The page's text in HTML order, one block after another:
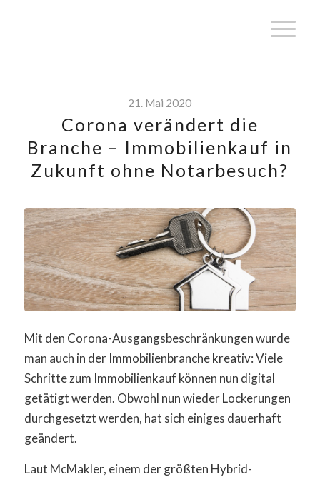
21. Mai 2020
Corona verändert die
Branche – Immobilienkauf in
Zukunft ohne Notarbesuch?
Mit den Corona-Ausgangsbeschränkungen wurde
man auch in der Immobilienbranche kreativ: Viele
Schritte zum Immobilienkauf können nun digital
getätigt werden. Obwohl nun wieder Lockerungen
durchgesetzt werden, hat sich einiges dauerhaft
geändert.
Laut McMakler, einem der größten Hybrid-